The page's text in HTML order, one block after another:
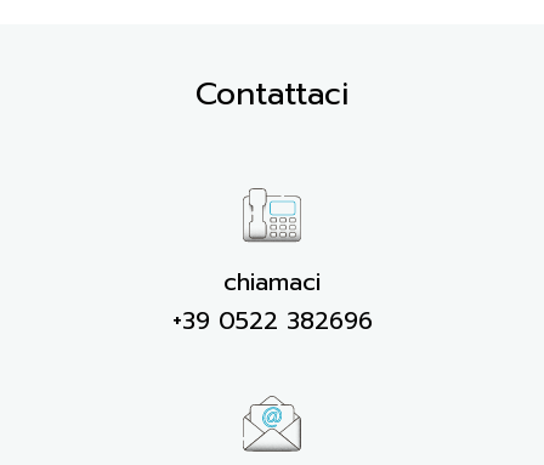
Contattaci
chiamaci
+39 0522 382696